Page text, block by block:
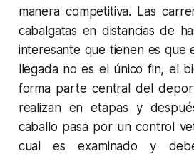
manera competitiva. Las
cabalgatas en distancias de
interesante que tienen es que
llegada no es el único fin, el
forma parte central del
realizan en etapas y
caballo pasa por un control
cual es examinado y